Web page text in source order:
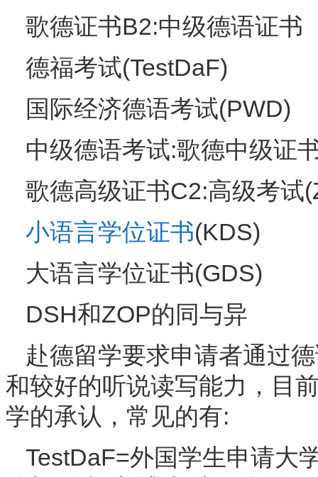
歌德证书B2:中级德语证书
德福考试(TestDaF)
国际经济德语考试(PWD)
中级德语考试:歌德中级证
歌德高级证书C2:高级考试
小语言学位证书(KDS)
大语言学位证书(GDS)
DSH和ZOP的同与异
赴德留学要求申请者通过
和较好的听说读写能力，目
学的承认，常见的有:
TestDaF=外国学生申请大